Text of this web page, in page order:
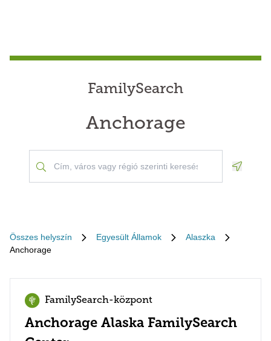
FamilySearch
Anchorage
Összes helyszín Egyesült Államok
Alaszka
Anchorage
FamilySearch-központ
Anchorage Alaska FamilySearch